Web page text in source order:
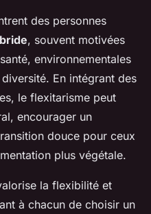
des personnes
, souvent motivées
environnementales
En intégrant des
le flexitarisme peut
encourager un
douce pour ceux
plus végétale.
la flexibilité et
à chacun de choisir un